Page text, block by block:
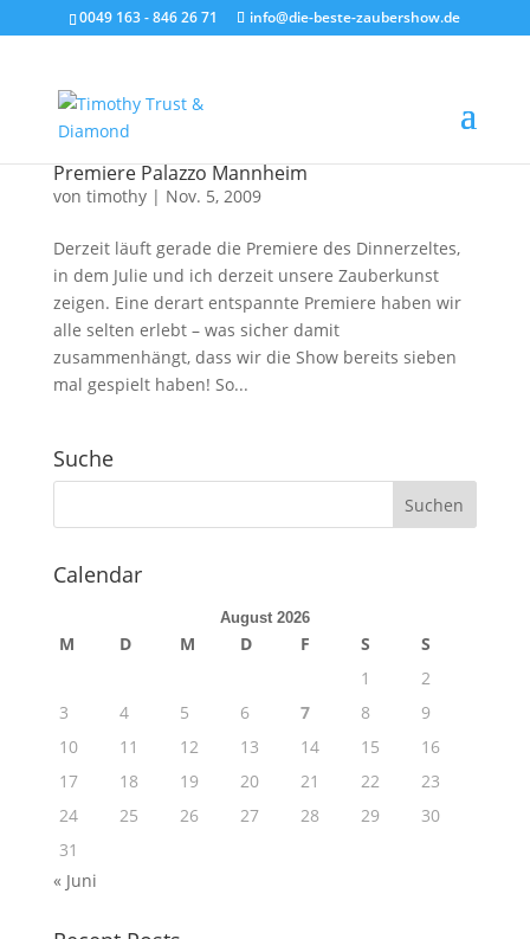
0049 163 - 846 26 71 info@die-beste-zaubershow.de
Premiere Palazzo Mannheim
von timothy| Nov. 5, 2009
Derzeit läuft gerade die Premiere des Dinnerzeltes,
in dem Julie und ich derzeit unsere Zauberkunst
zeigen. Eine derart entspannte Premiere haben wir
alle selten erlebt – was sicher damit
zusammenhängt, dass wir die Show bereits sieben
mal gespielt haben! So...
Suche
Calendar
August 2026
M D M D F S
S
1
2
3
4 5 6 7 8
9
10
11 12 13 14 15
16
17
18 19 20 21 22
23
24
25 26 27 28 29
30
31
« Juni